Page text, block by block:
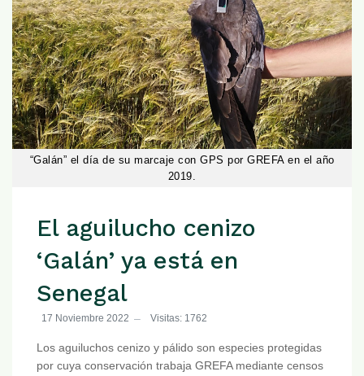
“Galán” el día de su marcaje con GPS por GREFA en el año
2019.
El aguilucho cenizo
‘Galán’ ya está en
Senegal
17 Noviembre 2022 Visitas: 1762
Los aguiluchos cenizo y pálido son especies protegidas
por cuya conservación trabaja GREFA mediante censos